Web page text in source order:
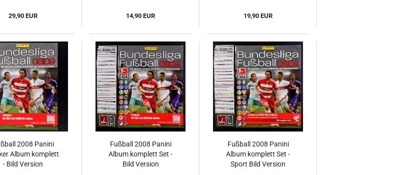
29,90 EUR 14,90 EUR 19,90 EUR
2008 Panini
Album komplett
- Bild Version
Fußball 2008 Panini
Album komplett Set -
Bild Version
Fußball 2008 Panini
Album komplett Set -
Sport Bild Version